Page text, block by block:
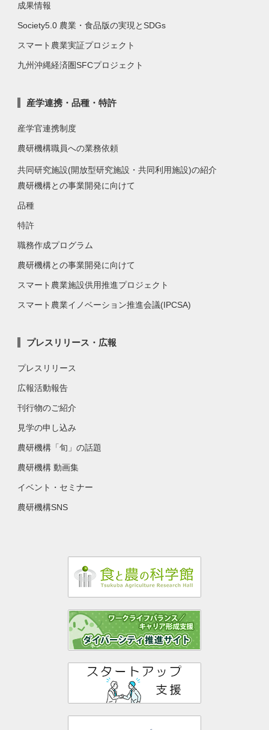
成果情報
Society5.0 農業・食品版の実現とSDGs
スマート農業実証プロジェクト
九州沖縄経済圏SFCプロジェクト
産学連携・品種・特許
産学官連携制度
農研機構職員への業務依頼
共同研究施設(開放型研究施設・共同利用施設)の紹介
農研機構との事業開発に向けて
品種
特許
職務作成プログラム
農研機構との事業開発に向けて
スマート農業施設供用推進プロジェクト
スマート農業イノベーション推進会議(IPCSA)
プレスリリース・広報
プレスリリース
広報活動報告
刊行物のご紹介
見学の申し込み
農研機構「旬」の話題
農研機構 動画集
イベント・セミナー
農研機構SNS